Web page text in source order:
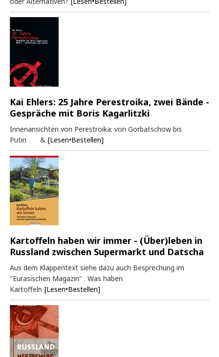
Kai Ehlers: 25 Jahre Perestroika, zwei Bände -
Gespräche mit Boris Kagarlitzki
Innenansichten von Perestroika: von Gorbatschow bis
Putin & [Lesen•Bestellen]
Kartoffeln haben wir immer - (Über)leben in
Russland zwischen Supermarkt und Datscha
Aus dem Klappentext siehe dazu auch Besprechung im
"Eurasischen Magazin" . Was haben
Kartoffeln [Lesen•Bestellen]